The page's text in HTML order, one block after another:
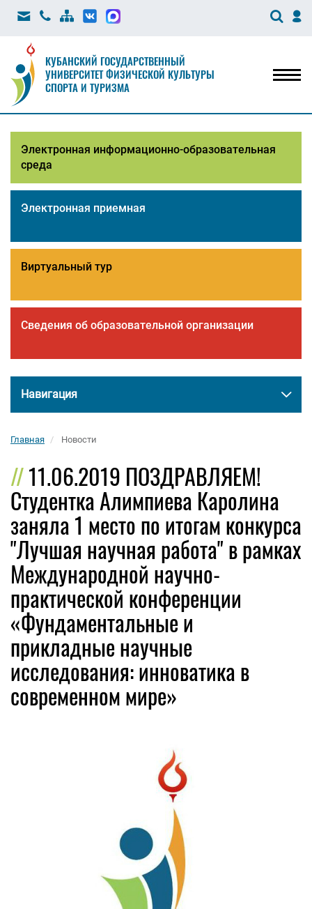
КУБАНСКИЙ ГОСУДАРСТВЕННЫЙ
УНИВЕРСИТЕТ ФИЗИЧЕСКОЙ КУЛЬТУРЫ
СПОРТА И ТУРИЗМА
Электронная информационно-образовательная
среда
Электронная приемная
Виртуальный тур
Сведения об образовательной организации
Навигация
Главная Новости
11.06.2019 ПОЗДРАВЛЯЕМ!
Студентка Алимпиева Каролина
заняла 1 место по итогам конкурса
"Лучшая научная работа" в рамках
Международной научно-
практической конференции
«Фундаментальные и
прикладные научные
исследования: инноватика в
современном мире»